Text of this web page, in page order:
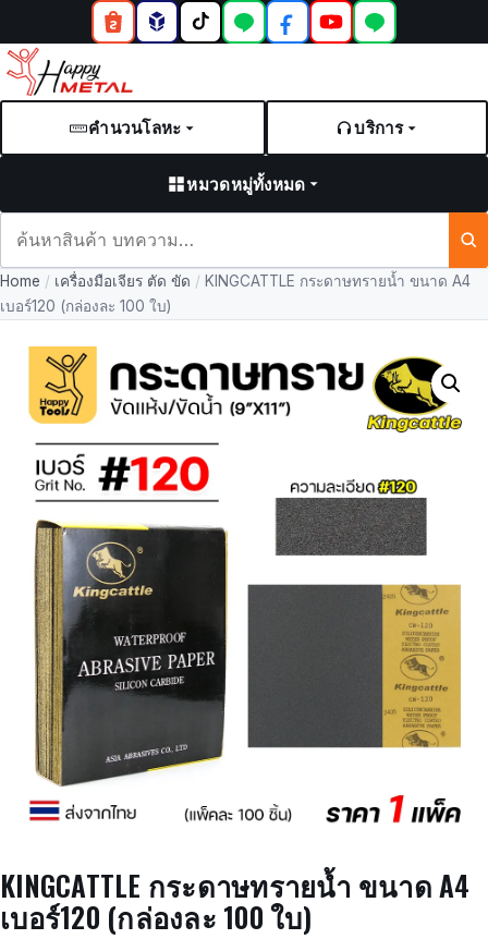
คำนวนโลหะ บริการ
หมวดหมู่ทั้งหมด
และ
บทความ
Home / เครื่องมือเจียร ตัด ขัด / KINGCATTLE กระดาษทรายน้ำ ขนาด A4
เบอร์120 (กล่องละ 100 ใบ)
KINGCATTLE กระดาษทรายน้ำ ขนาด A4
เบอร์120 (กล่องละ 100 ใบ)